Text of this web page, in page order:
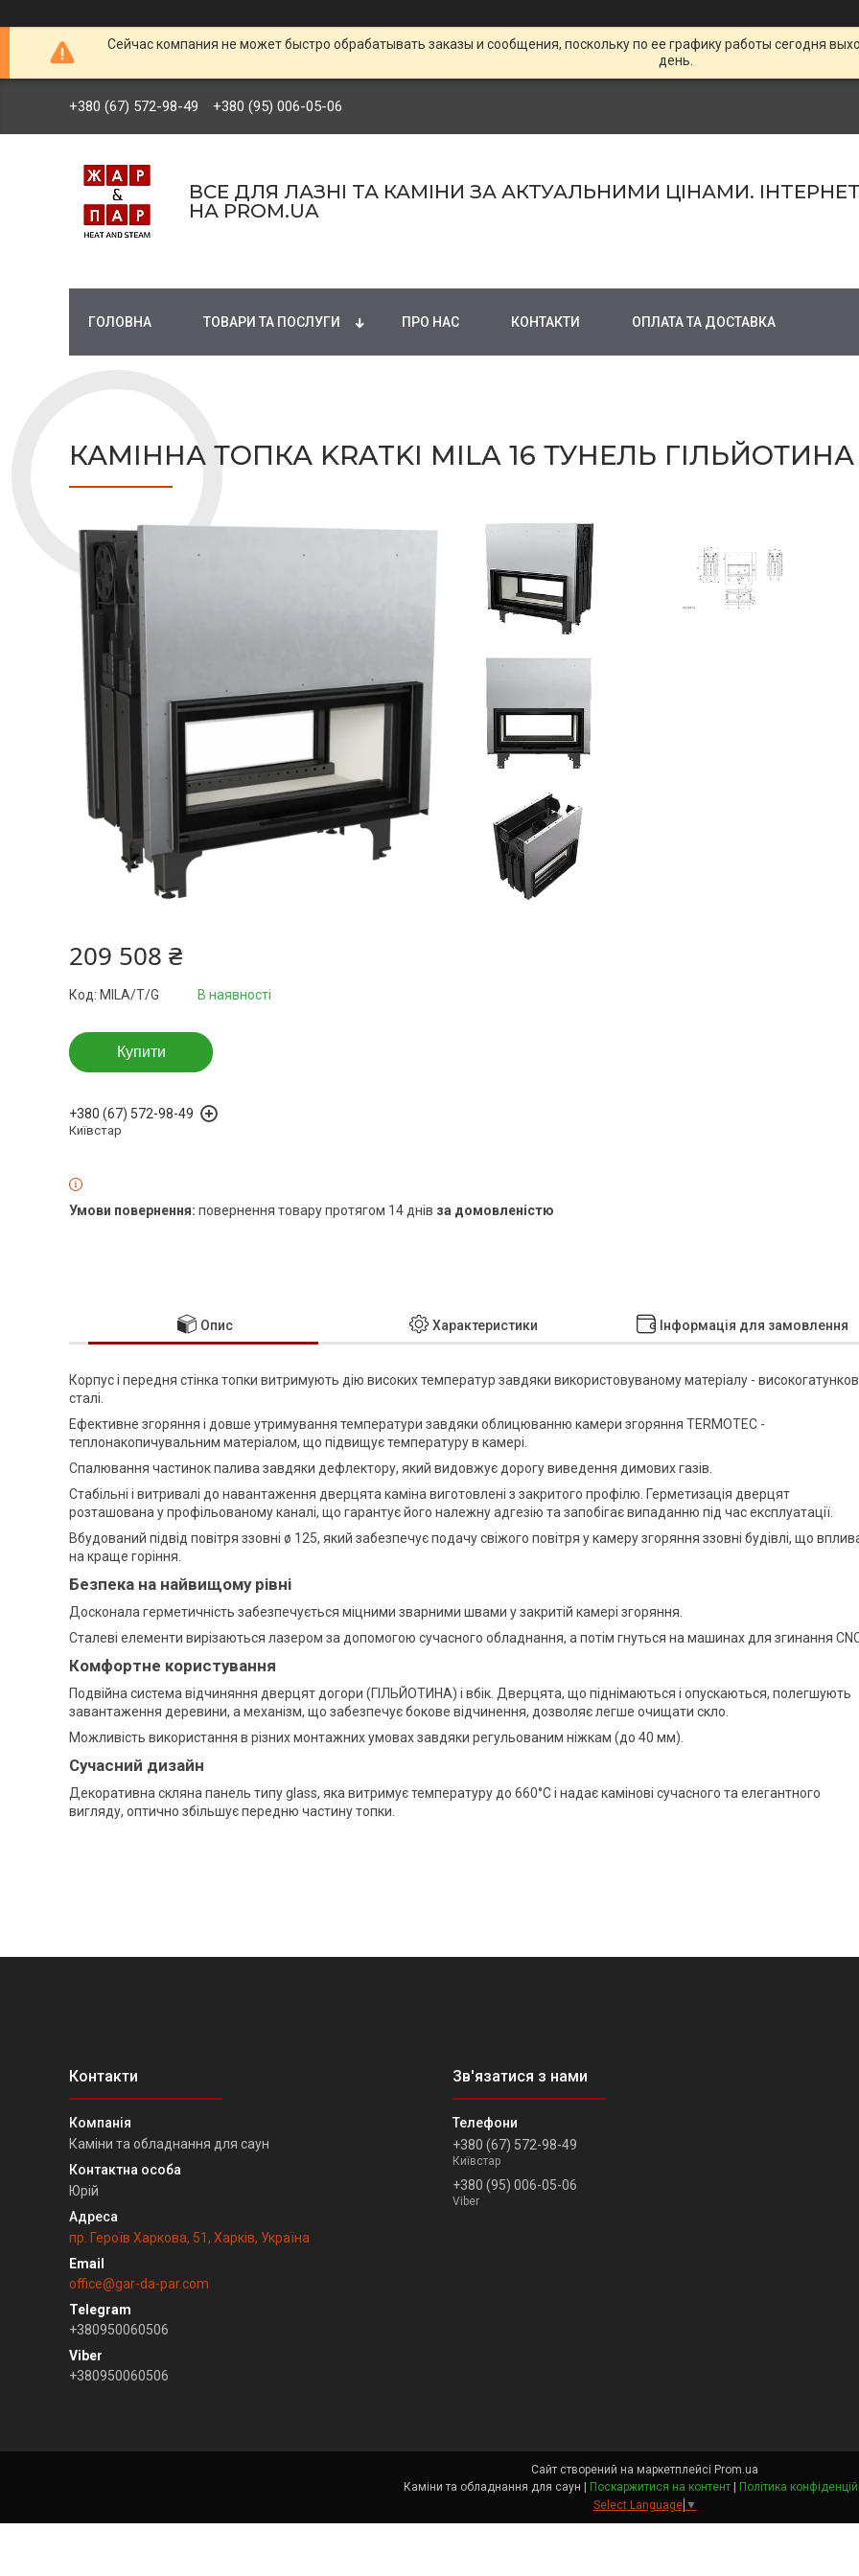
Сейчас компания не может быстро обрабатывать заказы и сообщения, поскольку по ее графику работы сегодня
день.
+380 (67) 572-98-49 +380 (95) 006-05-06
ВСЕ ДЛЯ ЛАЗНІ ТА КАМІНИ ЗА АКТУАЛЬНИМИ ЦІНАМИ.
НА PROM.UA
ГОЛОВНА ТОВАРИ ТА ПОСЛУГИ ПРО НАС КОНТАКТИ ОПЛАТА ТА ДОСТАВКА
КАМІННА ТОПКА KRATKI MILA 16 ТУНЕЛЬ ГІЛЬЙОТИНА
209 508 ₴
В наявності
Код: MILA/T/G
Купити
+380 (67) 572-98-49
Київстар
повернення товару протягом 14 днів за домовленістю
Опис Характеристики Інформація для замовлення
Корпус і передня стінка топки витримують дію високих температур завдяки використовуваному матеріалу -
сталі.
Ефективне згоряння і довше утримування температури завдяки облицюванню камери згоряння TERMOTEC -
теплонакопичувальним матеріалом, що підвищує температуру в камері.
Спалювання частинок палива завдяки дефлектору, який видовжує дорогу виведення димових газів.
Стабільні і витривалі до навантаження дверцята каміна виготовлені з закритого профілю. Герметизація дверцят
розташована у профільованому каналі, що гарантує його належну адгезію та запобігає випаданню під час експлуатації.
Вбудований підвід повітря ззовні ø 125, який забезпечує подачу свіжого повітря у камеру згоряння ззовні будівлі, що
на краще горіння.
Безпека на найвищому рівні
Досконала герметичність забезпечується міцними зварними швами у закритій камері згоряння.
Сталеві елементи вирізаються лазером за допомогою сучасного обладнання, а потім гнуться на машинах для згинання
Комфортне користування
Подвійна система відчиняння дверцят догори (ГІЛЬЙОТИНА) і вбік. Дверцята, що піднімаються і опускаються, полегшують
завантаження деревини, а механізм, що забезпечує бокове відчинення, дозволяє легше очищати скло.
Можливість використання в різних монтажних умовах завдяки регульованим ніжкам (до 40 мм).
Сучасний дизайн
Декоративна скляна панель типу glass, яка витримує температуру до 660°C і надає камінові сучасного та елегантного
вигляду, оптично збільшує передню частину топки.
Каміни та обладнання для саун
Юрій
пр. Героїв Харкова, 51, Харків, Україна
office@gar-da-par.com
+380950060506
+380950060506
+380 (67) 572-98-49
Київстар
+380 (95) 006-05-06
Viber
Сайт створений на маркетплейсі Prom.ua
Поскаржитися на контент
Політика
Select Language ▼